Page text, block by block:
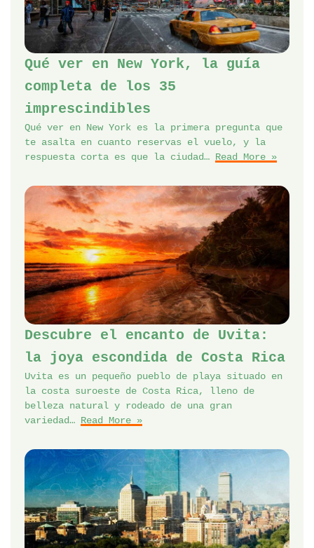
Qué ver en New York, la guía
completa de los 35
imprescindibles
Qué ver en New York es la primera pregunta que
te asalta en cuanto reservas el vuelo, y la
respuesta corta es que la ciudad… Read More »
Descubre el encanto de Uvita:
la joya escondida de Costa Rica
Uvita es un pequeño pueblo de playa situado en
la costa suroeste de Costa Rica, lleno de
belleza natural y rodeado de una gran
variedad… Read More »